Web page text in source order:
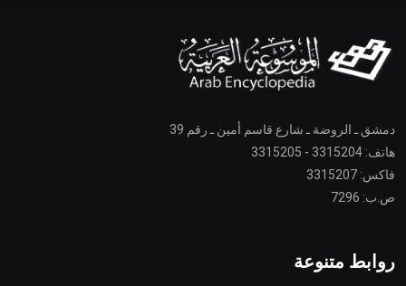
دمشق ـ الروضة ـ شارع قاسم أمين ـ رقم 39
هاتف: 3315204 - 3315205
فاكس: 3315207
ص.ب: 7296
روابط متنوعة